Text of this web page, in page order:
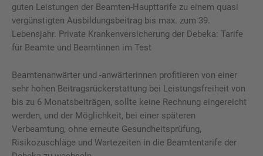
guten Leistungen der Beamten-Haupttarife zu einem quasi
vergünstigten Ausbildungsbeitrag bis max. zum 39.
Lebensjahr. Private Krankenversicherung der Debeka: Tarife
für Beamte und Beamtinnen im Test
Beamtenanwärter und -anwärterinnen profitieren von einer
sehr hohen Beitragsrückerstattung bei Leistungsfreiheit von
bis zu 6 Monatsbeiträgen, sollte keine Rechnung eingereicht
werden, und der Möglichkeit, bei einer späteren
Verbeamtung, ohne erneute Gesundheitsprüfung,
Risikozuschläge und Wartezeiten in die Beamtentarife der